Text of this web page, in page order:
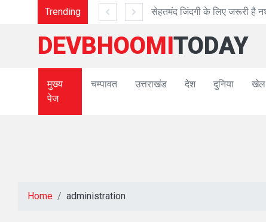
Trending
के लिए जरूरी है नशामुक्त जिंदगी
DEVBHOOMITODAY
मुख्य
पेज
चम्पावत उत्तराखंड देश दुनिया खेल
Home administration